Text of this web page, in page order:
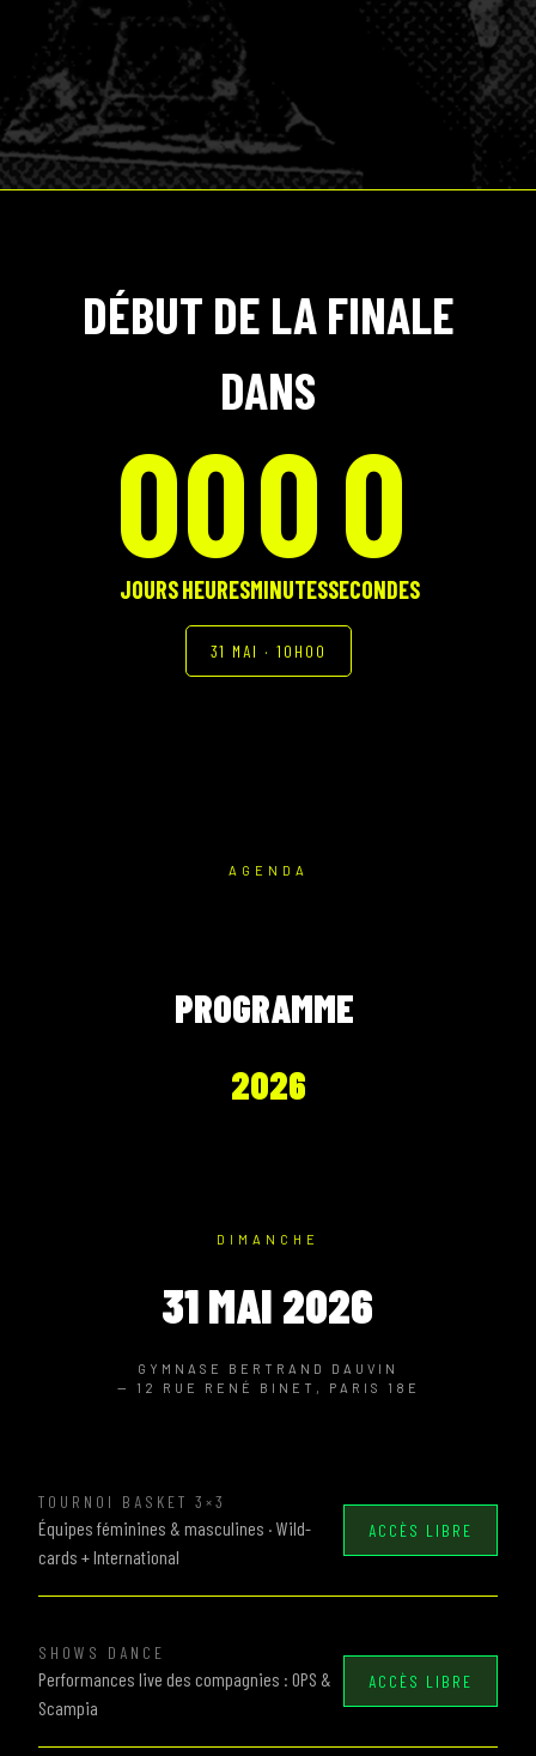
DÉBUT DE LA FINALE
DANS
0
JOURS
0
HEURES
0
MINUTES
0
SECONDES
31 MAI · 10H00
AGENDA
PROGRAMME
2026
DIMANCHE
31 MAI 2026
GYMNASE BERTRAND DAUVIN
— 12 RUE RENÉ BINET, PARIS 18E
TOURNOI BASKET 3×3
Équipes féminines & masculines · Wild-
cards + International
ACCÈS LIBRE
SHOWS DANCE
Performances live des compagnies : OPS &
Scampia
ACCÈS LIBRE